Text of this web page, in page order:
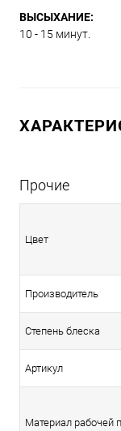
ВЫСЫХАНИЕ:
10 - 15 минут.
Прочие
Цвет
Производитель
Степень блеска
Артикул
Материал рабочей